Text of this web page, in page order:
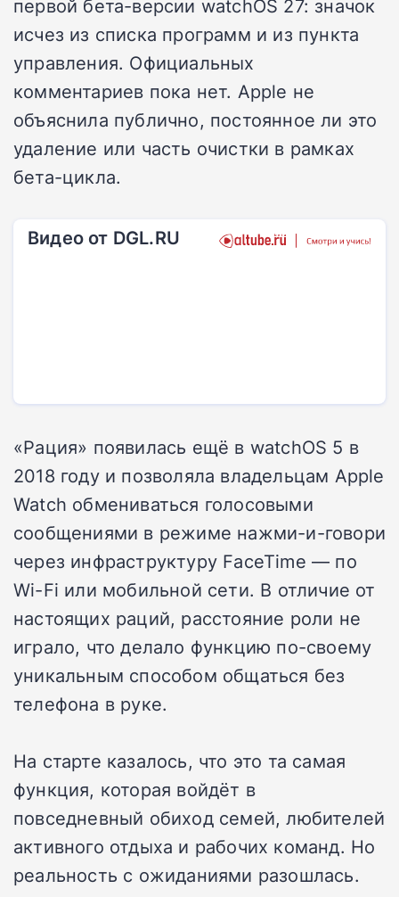
исчез из списка программ и из пункта
управления. Официальных
комментариев пока нет. Apple не
объяснила публично, постоянное ли это
удаление или часть очистки в рамках
бета-цикла.
Видео от DGL.RU
«Рация» появилась ещё в watchOS 5 в
2018 году и позволяла владельцам Apple
Watch обмениваться голосовыми
сообщениями в режиме нажми-и-говори
через инфраструктуру FaceTime — по
Wi-Fi или мобильной сети. В отличие от
настоящих раций, расстояние роли не
играло, что делало функцию по-своему
уникальным способом общаться без
телефона в руке.
На старте казалось, что это та самая
функция, которая войдёт в
повседневный обиход семей, любителей
активного отдыха и рабочих команд. Но
реальность с ожиданиями разошлась.